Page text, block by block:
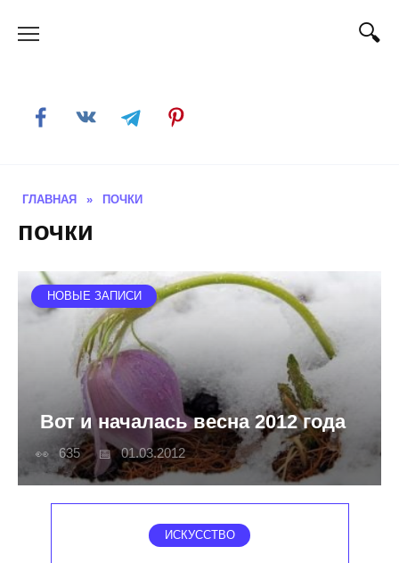
ГЛАВНАЯ » ПОЧКИ
почки
НОВЫЕ ЗАПИСИ
Вот и началась весна 2012 года
635 01.03.2012
ИСКУССТВО